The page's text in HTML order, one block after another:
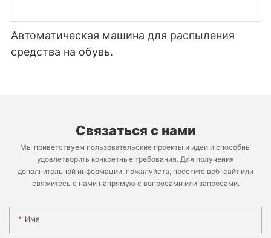
Автоматическая машина для распыления
средства на обувь.
Связаться с нами
Мы приветствуем пользовательские проекты и идеи и способны
удовлетворить конкретные требования. Для получения
дополнительной информации, пожалуйста, посетите веб-сайт или
свяжитесь с нами напрямую с вопросами или запросами.
Имя